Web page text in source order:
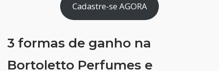
Cadastre-se AGORA
3 formas de ganho na
Bortoletto Perfumes e